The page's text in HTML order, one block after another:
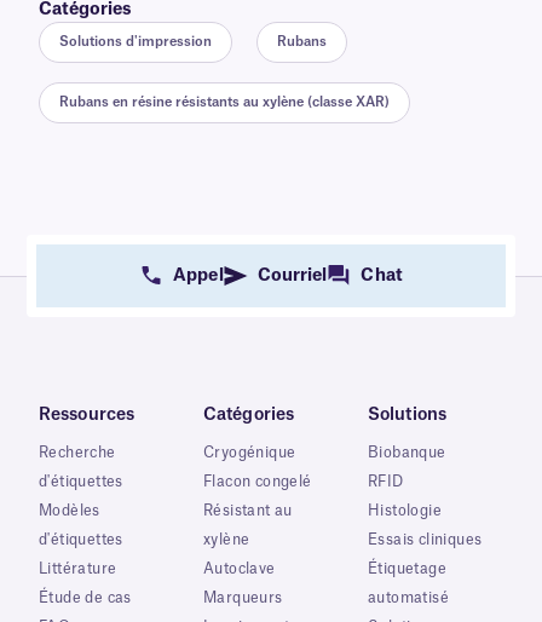
Catégories
Solutions d'impression Rubans
Rubans en résine résistants au xylène (classe XAR)
Appel Courriel Chat
Ressources
Recherche
d'étiquettes
Modèles
d'étiquettes
Littérature
Étude de cas
Catégories
Cryogénique
Flacon congelé
Résistant au
xylène
Autoclave
Marqueurs
Solutions
Biobanque
RFID
Histologie
Essais cliniques
Étiquetage
automatisé